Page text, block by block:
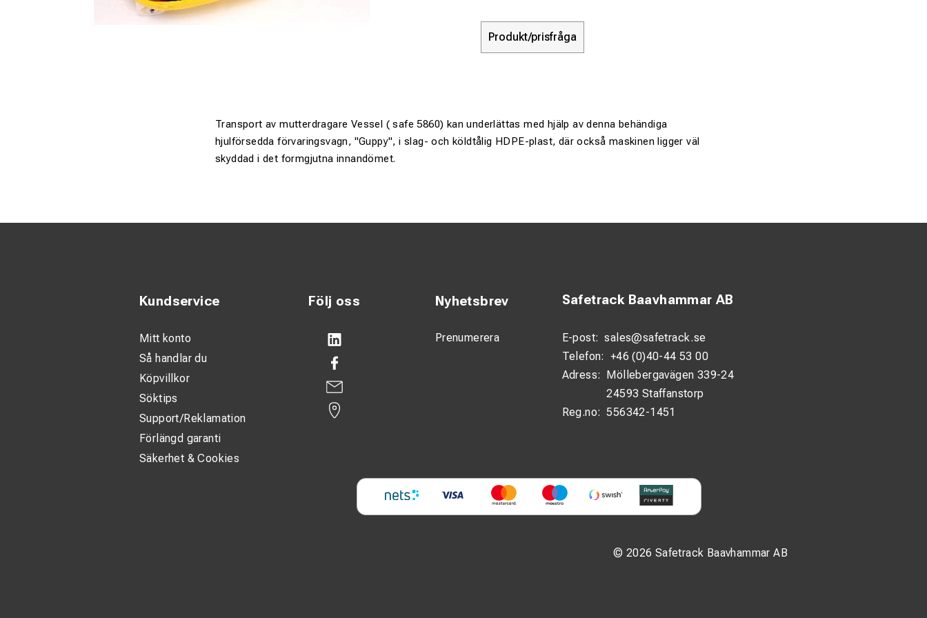
Produkt/prisfråga
Transport av mutterdragare Vessel ( safe 5860) kan underlättas med hjälp av denna behändiga
hjulförsedda förvaringsvagn, "Guppy", i slag- och köldtålig HDPE-plast, där också maskinen ligger väl
skyddad i det formgjutna innandömet.
Följ oss Nyhetsbrev
Prenumerera
© 2026 Safetrack Baavhammar AB
Safetrack Baavhammar AB
E-post: sales@safetrack.se
Telefon: +46 (0)40-44 53 00
Adress: Möllebergavägen 339-24
24593 Staffanstorp
Reg.no: 556342-1451
Kundservice
Mitt konto
Så handlar du
Köpvillkor
Söktips
Support/Reklamation
Förlängd garanti
Säkerhet & Cookies